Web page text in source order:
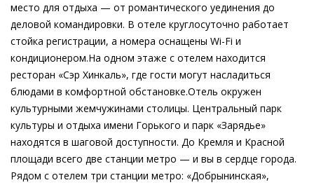
место для отдыха — от романтического уединения до
деловой командировки. В отеле круглосуточно работает
стойка регистрации, а номера оснащены Wi-Fi и
кондиционером.На одном этаже с отелем находится
ресторан «Сэр Хинкаль», где гости могут насладиться
блюдами в комфортной обстановке.Отель окружен
культурными жемчужинами столицы. Центральный парк
культуры и отдыха имени Горького и парк «Зарядье»
находятся в шаговой доступности. До Кремля и Красной
площади всего две станции метро — и вы в сердце города.
Рядом с отелем три станции метро: «Добрынинская»,